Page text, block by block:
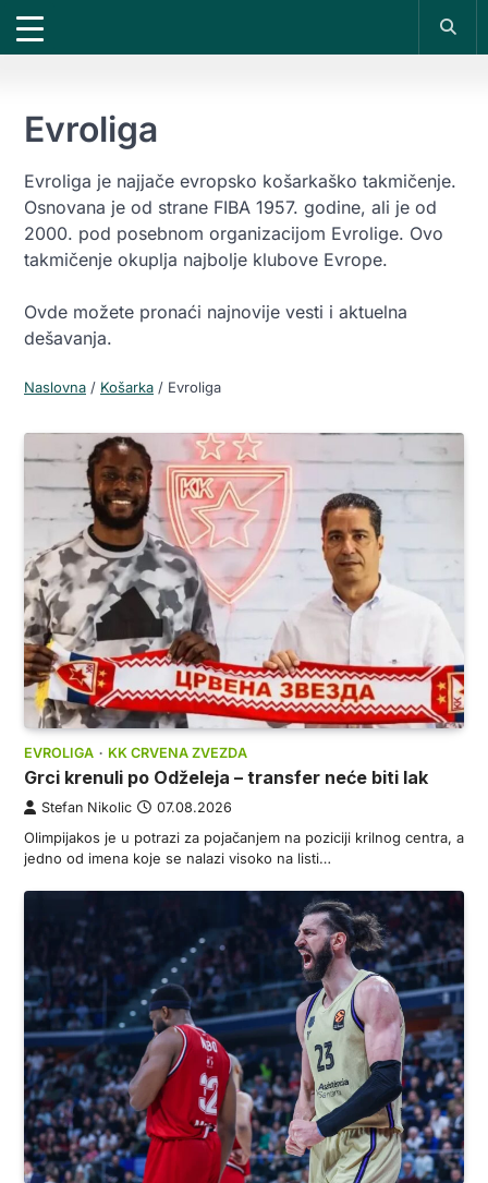
Evroliga
Evroliga je najjače evropsko košarkaško takmičenje.
Osnovana je od strane FIBA 1957. godine, ali je od
2000. pod posebnom organizacijom Evrolige. Ovo
takmičenje okuplja najbolje klubove Evrope.
Ovde možete pronaći najnovije vesti i aktuelna
dešavanja.
Naslovna / Košarka / Evroliga
EVROLIGA KK CRVENA ZVEZDA
Grci krenuli po Odželeja – transfer neće biti lak
Stefan Nikolic 07.08.2026
Olimpijakos je u potrazi za pojačanjem na poziciji krilnog centra, a
jedno od imena koje se nalazi visoko na listi…